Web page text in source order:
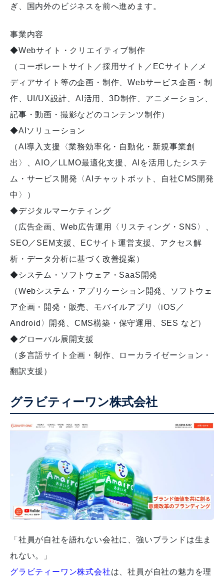
ぎ、国内外のビジネスを前へ進めます。
事業内容
◆Webサイト・クリエイティブ制作
（コーポレートサイト／採用サイト／ECサイト／メ
ディアサイト等の企画・制作、Webサービス企画・制
作、UI/UX設計、AI活用、3D制作、アニメーション、
記事・動画・撮影などのコンテンツ制作）
◆AIソリューション
（AI導入支援〈業務効率化・自動化・新規事業創
出〉、AIO／LLMO最適化支援、AIを活用したシステ
ム・サービス開発〈AIチャットボット、自社CMS開発
中〉）
◆デジタルマーケティング
（広告企画、Web広告運用〈リスティング・SNS〉、
SEO／SEM支援、ECサイト運営支援、アクセス解
析・データ分析に基づく改善提案）
◆システム・ソフトウェア・SaaS開発
（Webシステム・アプリケーション開発、ソフトウェ
ア企画・開発・販売、モバイルアプリ〈iOS／
Android〉開発、CMS構築・保守運用、SES など）
◆グローバル展開支援
（多言語サイト企画・制作、ローカライゼーション・
翻訳支援）
グラビティーワン株式会社
「社員が自社を語れない会社に、強いブランドは生ま
れない。」
グラビティーワン株式会社は、社員が自社の魅力を理